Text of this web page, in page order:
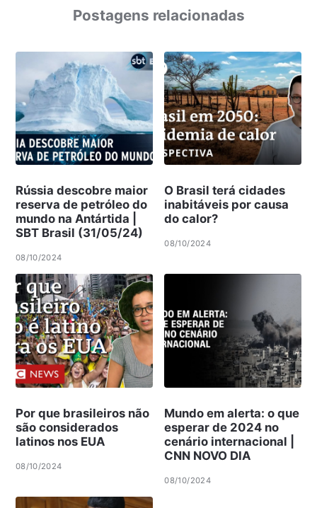
Postagens relacionadas
Rússia descobre maior
reserva de petróleo do
mundo na Antártida |
SBT Brasil (31/05/24)
08/10/2024
O Brasil terá cidades
inabitáveis por causa
do calor?
08/10/2024
Por que brasileiros não
são considerados
latinos nos EUA
08/10/2024
Mundo em alerta: o que
esperar de 2024 no
cenário internacional |
CNN NOVO DIA
08/10/2024